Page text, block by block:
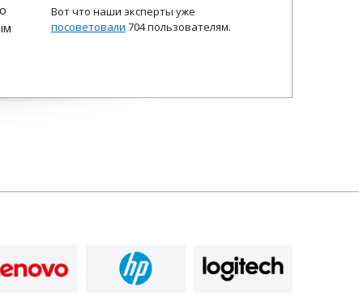
Вот что наши эксперты уже
посоветовали 704 пользователям.